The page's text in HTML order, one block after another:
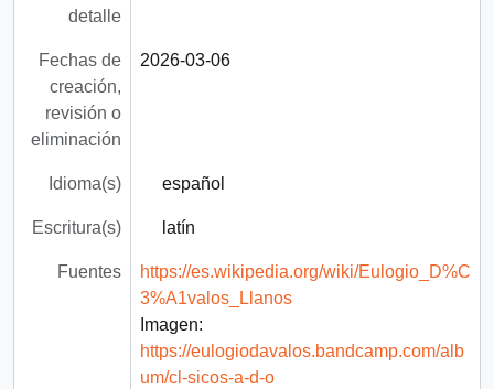
detalle
Fechas de
creación,
revisión o
eliminación
2026-03-06
Idioma(s) español
Escritura(s) latín
Fuentes
https://es.wikipedia.org/wiki/Eulogio_D%C
3%A1valos_Llanos
Imagen:
https://eulogiodavalos.bandcamp.com/alb
um/cl-sicos-a-d-o